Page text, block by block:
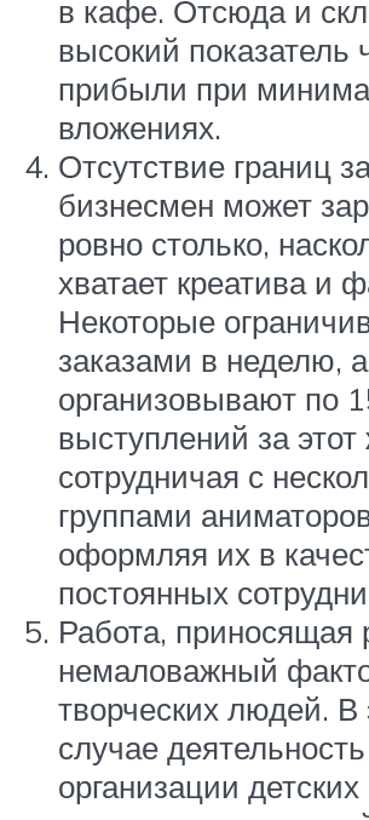
в кафе. Отсюда и
высокий показатель
прибыли при
вложениях.
Отсутствие границ
бизнесмен может
ровно столько,
хватает креатива и
Некоторые
заказами в неделю,
организовывают по
выступлений за
сотрудничая с
группами
оформляя их в
постоянных
Работа, приносящая
немаловажный
творческих людей. В
случае
организации